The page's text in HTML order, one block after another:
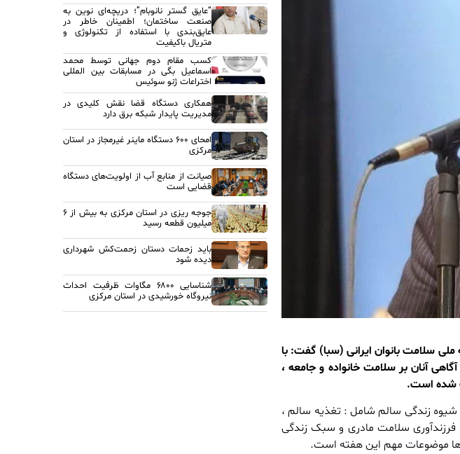
سلامت بانوان ایرانی (سبا) گفت: با
آنان بر سلامت خانواده و جامعه ،
شده است.
شیوه زندگی سالم شامل : تغذیه سالم ،
سلامت مادری و سبک زندگی
موضوعات مهم این هفته است.
“عایق گستر نانوبام”؛ دریچه‌ای نوین به
صنعت ساختمان؛ اطمینان خاطر در
عایق‌بندی با استفاده از تکنولوژی و
متریال باکیفیت
کسب مقام دوم جهانی توسط محمد
اسماعیل بگی در مسابقات بین المللی
اختراعات ژنو سوئیس
همکاری دستگاه قضا نقش کلیدی در
مدیریت پایدار شبکه برق دارد
امحای ۶۰۰ دستگاه ماینر غیرمجاز در استان
مرکزی
صیانت از منابع آب از اولویت‌های دستگاه
قضایی است
جوجه ریزی در استان مرکزی به بیش از ۶
میلیون قطعه رسید
باید زحمات دستان زحمت‌کش شهرداری
دیده شود
شناسایی ۶۸۰۰ مگاوات ظرفیت احداث
نیروگاه خورشیدی در استان مرکزی